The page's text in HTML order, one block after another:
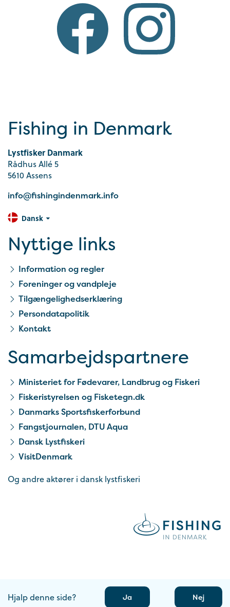
Fishing in Denmark
Lystfisker Danmark
Rådhus Allé 5
5610 Assens
info@fishingindenmark.info
Dansk
Nyttige links
Information og regler
Foreninger og vandpleje
Tilgængelighedserklæring
Persondatapolitik
Kontakt
Samarbejds­partnere
Ministeriet for Fødevarer, Landbrug og Fiskeri
Fiskeristyrelsen og Fisketegn.dk
Danmarks Sportsfiskerforbund
Fangstjournalen, DTU Aqua
Dansk Lystfiskeri
VisitDenmark
Og andre aktører i dansk lystfiskeri
Hjalp denne side? Ja Nej